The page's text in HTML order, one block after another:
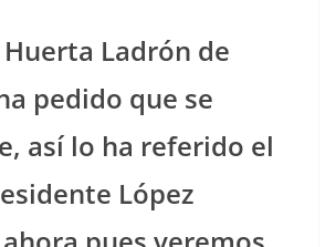
Ladrón de
pedido que se
así lo ha referido el
López